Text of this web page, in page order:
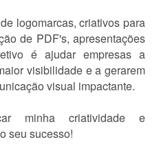
logomarcas, criativos para
de PDF's, apresentações
é ajudar empresas a
visibilidade e a gerarem
visual impactante.
minha criatividade e
seu sucesso!